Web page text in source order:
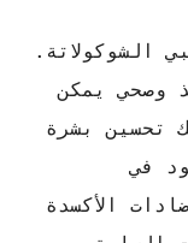
الشوكولاتة.
وصحي يمكن
تحسين بشرة
في
الأكسدة